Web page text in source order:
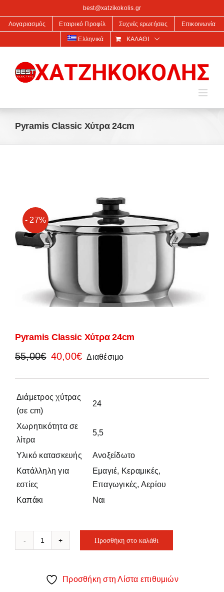
best@xatzikokolis.gr
Λογαριασμός Εταιρικό Προφίλ Συχνές ερωτήσεις Επικοινωνία
Ελληνικά ΚΑΛΆΘΙ
Pyramis Classic Χύτρα 24cm
- 27%
Pyramis Classic Χύτρα 24cm
55,00€
Original
was:
55,00€.
40,00€Η
τιμή
40,00€.
Διαθέσιμο
Διάμετρος χύτρας
(σε cm)
24
Χωρητικότητα σε
λίτρα
5,5
Υλικό κατασκευής
Ανοξείδωτο
Κατάλληλη για
εστίες
Εμαγιέ, Κεραμικές,
Επαγωγικές, Αερίου
Καπάκι
Ναι
Χύτρα
24cm
Προσθήκη στο καλάθι
Προσθήκη στη Λίστα επιθυμιών